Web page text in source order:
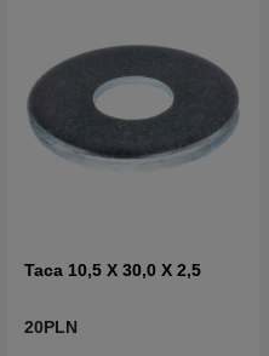
Taca 10,5 X 30,0 X 2,5
20PLN